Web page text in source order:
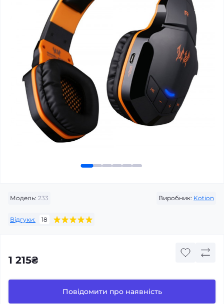
Модель: 233 Виробник: Kotion
Відгуки: 18
1 215₴
Повідомити про наявність